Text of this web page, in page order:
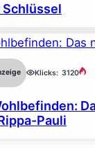
Klicks: 3120
Pauli